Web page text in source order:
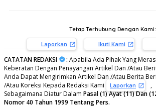
Tetap Terhubung Dengan Kami:
Laporkan Ikuti Kami
CATATAN REDAKSI : Apabila Ada Pihak Yang
Keberatan Dengan Penayangan Artikel Dan /Atau
Anda Dapat Mengirimkan Artikel Dan /Atau Berita
/Atau Koreksi Kepada Redaksi Kami
Laporkan
,
Sebagaimana Diatur Dalam Pasal (1) Ayat (11) Dan
Nomor 40 Tahun 1999 Tentang Pers.